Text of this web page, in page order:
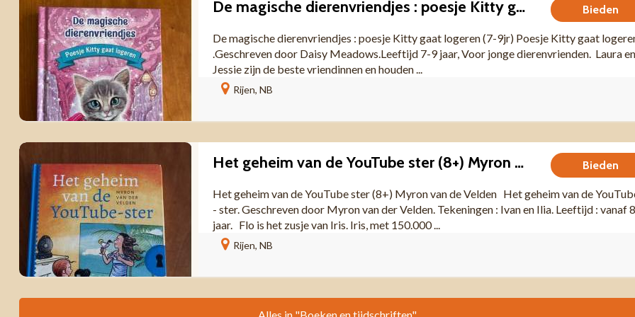
Bieden
De magische dierenvriendjes : poesje Kitty gaat logeren (7-9jr)
De magische dierenvriendjes : poesje Kitty gaat logeren (7-9jr) Poesje Kitty gaat
.Geschreven door Daisy Meadows.Leeftijd 7-9 jaar, Voor jonge dierenvrienden. Laura en
Jessie zijn de beste vriendinnen en houden ...
Rijen, NB
Bieden
Het geheim van de YouTube ster (8+) Myron van de Velden
Het geheim van de YouTube ster (8+) Myron van de Velden Het geheim van de
- ster. Geschreven door Myron van der Velden. Tekeningen : Ivan en Ilia. Leeftijd : vanaf 8
jaar. Flo is het zusje van Iris. Iris, met 150.000 ...
Rijen, NB
Alles in "Boeken en tijdschriften".